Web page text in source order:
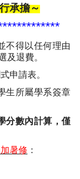
承擔～
不得以任何理由
及退費。
申請表。
生所屬學系簽章
分數內計算，僅
暑修 ：